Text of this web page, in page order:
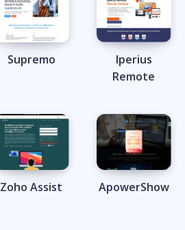
Supremo
Iperius
Remote
Zoho Assist ApowerShow